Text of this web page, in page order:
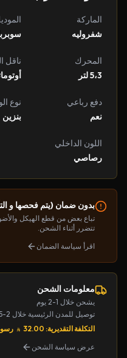
الماركة
شفروليه
المحرك
5،3 لتر
ناقل
دفع رباعي
نعم
نوع
بنزين
اللون الداخلي
رصاصي
بدون ضمان (يتم فحصها و
تباع بعض من قطع الهيكل
تتضرر أثناء الشحن.
اقرأ سياسة الضمان
معلومات الشحن
يشحن خلال 1-2 يوم
توصيل للمدن الرئيسية خلال 2-5 أيام
التكلفة التقديرية: 32.00
عرض سياسة الشحن